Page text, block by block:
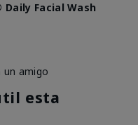
Facial Wash
un amigo
esta